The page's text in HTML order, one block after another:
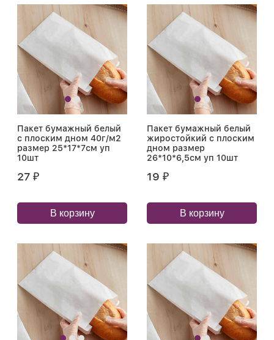
Пакет бумажный белый
с плоским дном 40г/м2
размер 25*17*7см уп
10шт
27 ₽
В корзину
Пакет бумажный белый
жиростойкий с плоским
дном размер
26*10*6,5см уп 10шт
19 ₽
В корзину